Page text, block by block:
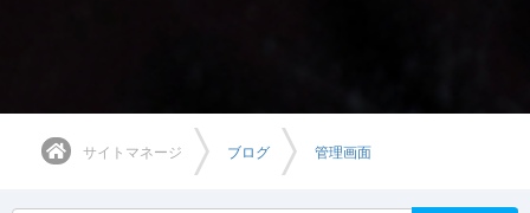
サイトマネージ ブログ 管理画面